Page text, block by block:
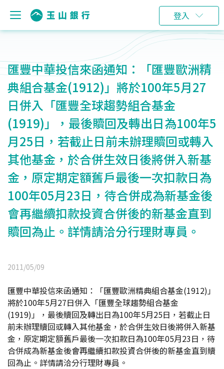
登入
匯豐中華投信來函通知：「匯豐歐洲精
典組合基金(1912)」將於100年5月27
日併入「匯豐全球趨勢組合基金
(1919)」，最後贖回及轉出日為100年5
月25日，若截止日前未辦理贖回或轉入
其他基金，於合併生效日後將併入新基
金，原定期定額舊戶最後一次扣款日為
100年05月23日，待合併成為新基金後
會再繼續扣款投資合併後的新基金直到
贖回為止。詳情請洽分行理財專員。
2011/05/09
匯豐中華投信來函通知：「匯豐歐洲精典組合基金(1912)」
將於100年5月27日併入「匯豐全球趨勢組合基金
(1919)」，最後贖回及轉出日為100年5月25日，若截止日
前未辦理贖回或轉入其他基金，於合併生效日後將併入新基
金，原定期定額舊戶最後一次扣款日為100年05月23日，待
合併成為新基金後會再繼續扣款投資合併後的新基金直到贖
回為止。詳情請洽分行理財專員。